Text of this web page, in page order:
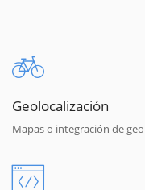
Geolocalización
Mapas o integración de